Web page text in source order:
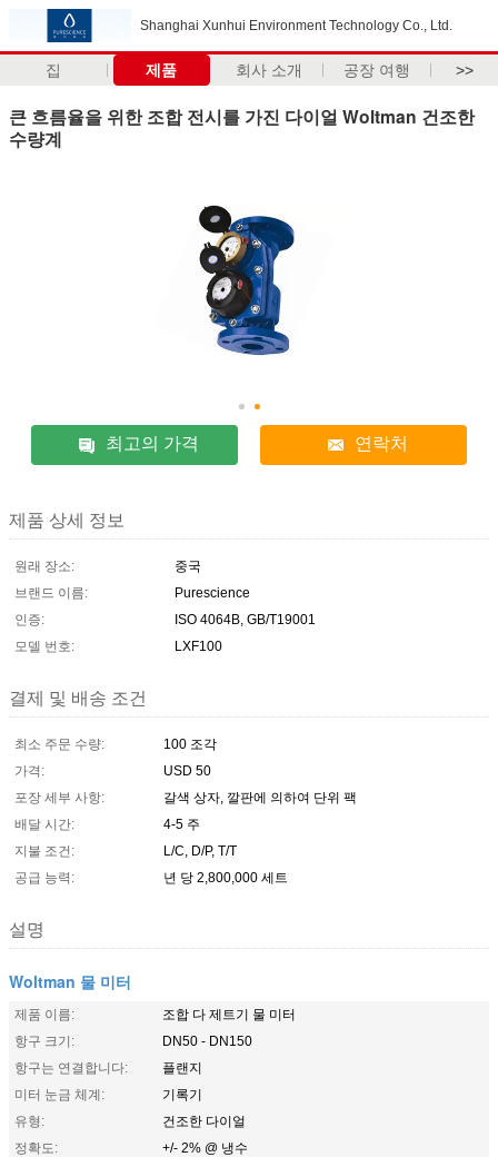
Shanghai Xunhui Environment Technology Co., Ltd.
집 제품 회사 소개 공장 여행 >>
큰 흐름율을 위한 조합 전시를 가진 다이얼 Woltman 건조한
수량계
최고의 가격 연락처
제품 상세 정보
원래 장소:
중국
브랜드 이름:
Purescience
인증:
ISO 4064B, GB/T19001
모델 번호:
LXF100
결제 및 배송 조건
최소 주문 수량:
100 조각
가격:
USD 50
포장 세부 사항:
갈색 상자, 깔판에 의하여 단위 팩
배달 시간:
4-5 주
지불 조건:
L/C, D/P, T/T
공급 능력:
년 당 2,800,000 세트
설명
Woltman 물 미터
제품 이름:
조합 다 제트기 물 미터
항구 크기:
DN50 - DN150
항구는 연결합니다:
플랜지
미터 눈금 체계:
기록기
유형:
건조한 다이얼
정확도:
+/- 2% @ 냉수